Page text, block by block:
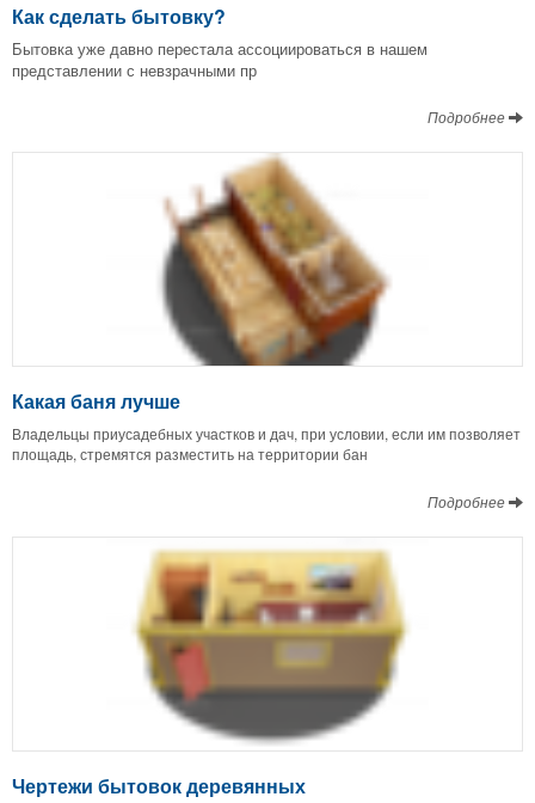
Как сделать бытовку?
Бытовка уже давно перестала ассоциироваться в нашем
представлении с невзрачными пр
Подробнее
Какая баня лучше
Владельцы приусадебных участков и дач, при условии, если им позволяет
площадь, стремятся разместить на территории бан
Подробнее
Чертежи бытовок деревянных